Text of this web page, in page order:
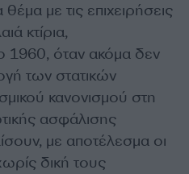
με τις επιχειρήσεις
κτίρια,
1960, όταν ακόμα δεν
των στατικών
κανονισμού στη
ασφάλισης
με αποτέλεσμα οι
δική τους